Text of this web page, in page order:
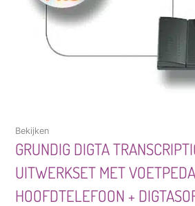
Bekijken
GRUNDIG DIGTA
UITWERKSET MET
HOOFDTELEFOON +